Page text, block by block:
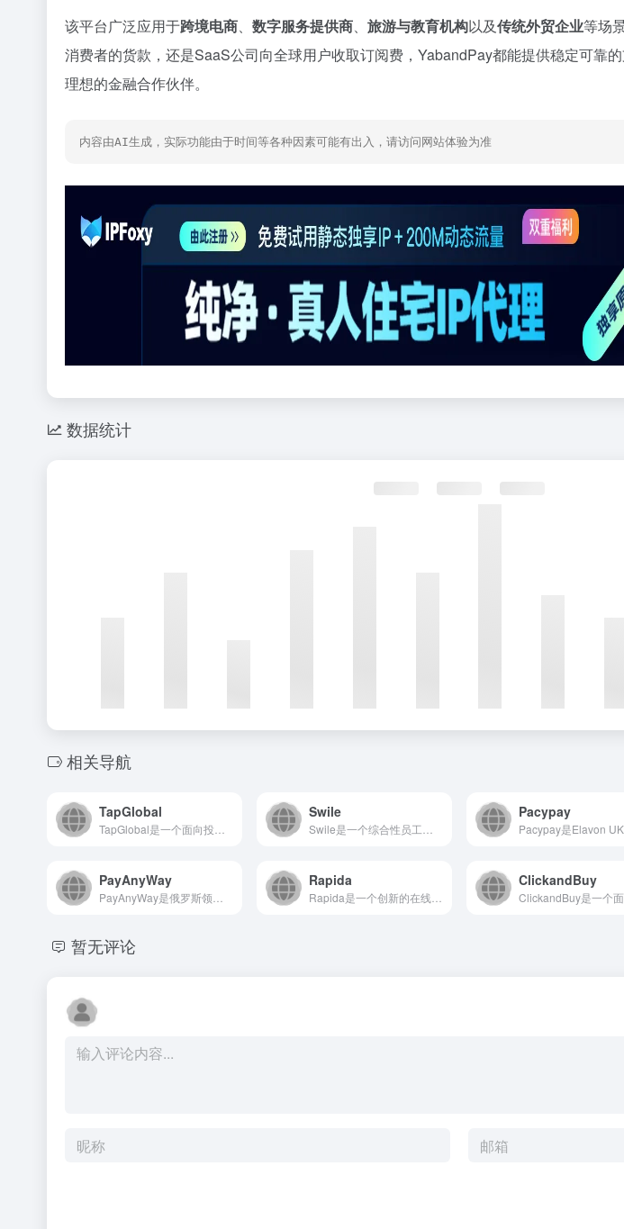
该平台广泛应用于跨境电商、 数字服务提供商、 旅游与教育机构以及传统外贸企业等场
消费者的货款，还是SaaS公司向全球用户收取订阅费，YabandPay都能提供稳定可靠
理想的金融合作伙伴。
内容由AI生成，实际功能由于时间等各种因素可能有出入，请访问网站体验为准
数据统计
相关导航
TapGlobal Swile Pacypay
PayAnyWay Rapida ClickandBuy
暂无评论